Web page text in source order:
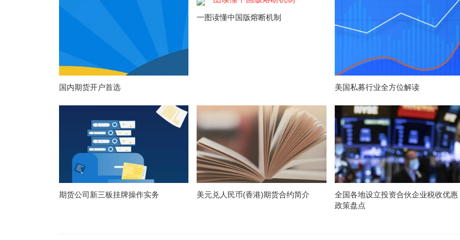
国内期货开户首选
一图读懂中国版熔断机制
美国私募行业全方位解读
期货公司新三板挂牌操作实务 美元兑人民币(香港)期货合约简介
全国各地设立投资合伙企业税收优惠
政策盘点